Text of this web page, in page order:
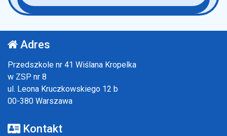
Adres
Przedszkole nr 41 Wiślana Kropelka
w ZSP nr 8
ul. Leona Kruczkowskiego 12 b
00-380 Warszawa
Kontakt